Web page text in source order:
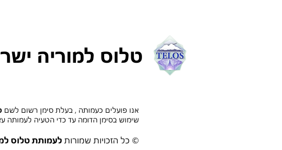
טלוס למוריה
אנו פועלים כעמותה , בעלת סימן רשום לשם
שימוש בסימן הדומה עד כדי הטעיה לעמותה
© כל הזכויות שמורות לעמותת טלוס